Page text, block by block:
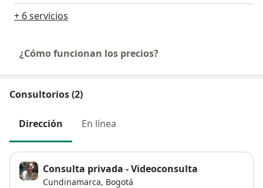
+ 6 servicios
¿Cómo funcionan los precios?
Consultorios (2)
Dirección En línea
Consulta privada - Videoconsulta
Cundinamarca, Bogotá